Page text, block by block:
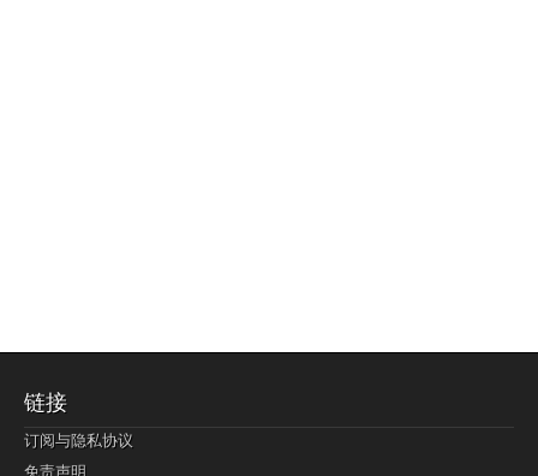
链接
订阅与隐私协议
免责声明